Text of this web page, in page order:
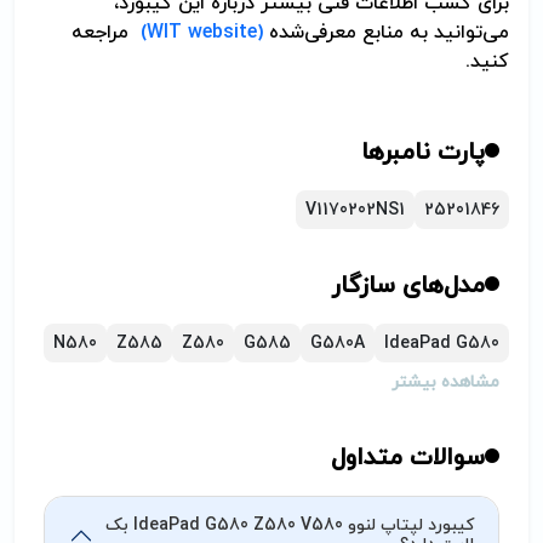
می‌توانید به منابع معرفی‌شده (WIT website) مراجعه
کنید.
پارت نامبرها
25201846
V1170202NS1
مدل‌های سازگار
IdeaPad G580
G580A
G585
Z580
Z585
N580
مشاهده بیشتر
سوالات متداول
کیبورد لپتاپ لنوو IdeaPad G580 Z580 V580 بک